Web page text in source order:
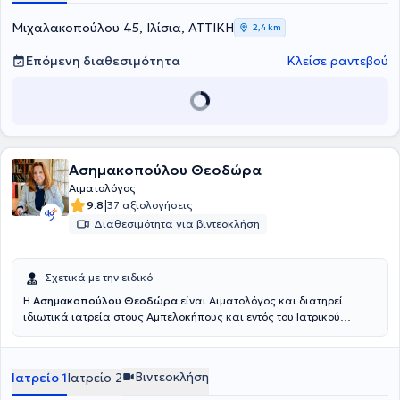
Μιχαλακοπούλου 45, Ιλίσια, ΑΤΤΙΚΗ 2,4 km
Επόμενη διαθεσιμότητα Κλείσε ραντεβού
Ασημακοπούλου Θεοδώρα
Αιματολόγος
9.8|37 αξιολογήσεις
Διαθεσιμότητα για βιντεοκλήση
Σχετικά με την ειδικό
Η Ασημακοπούλου Θεοδώρα είναι Αιματολόγος και διατηρεί
ιδιωτικά ιατρεία στους Αμπελοκήπους και εντός του Ιατρικού
Σχολής του Εθνικού και Καποδιστριακού Πανεπιστημίου Αθηνών.
Σισμανογλείου Νοσοκομείου επί 15 έτη και ήταν αποκλειστική
υπεύθυνη της Μονάδας Βραχείας Νοσηλείας και του τμήματος
Ιατρείο 1Ιατρείο 2 Βιντεοκλήση